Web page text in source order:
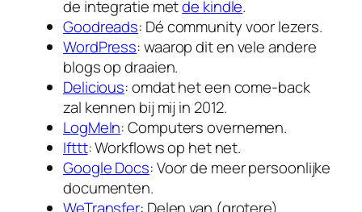
de integratie metde kindle.
Goodreads: Dé community voor lezers.
WordPress: waarop dit en vele andere
blogs op draaien.
Delicious: omdat het een come-back
zal kennen bij mij in 2012.
LogMeIn: Computers overnemen.
Ifttt: Workflows op het net.
Google Docs: Voor de meer persoonlijke
documenten.